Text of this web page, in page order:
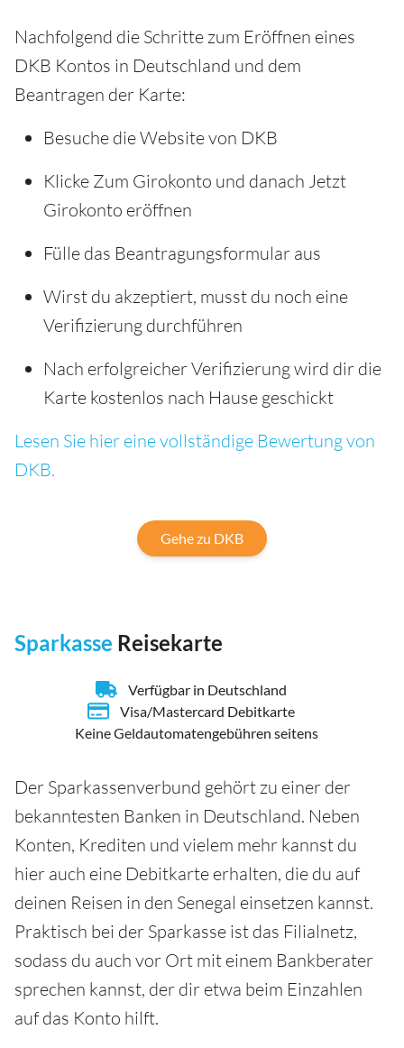
Nachfolgend die Schritte zum Eröffnen eines
DKB Kontos in Deutschland und dem
Beantragen der Karte:
Besuche die Website von DKB
Klicke Zum Girokonto und danach Jetzt
Girokonto eröffnen
Fülle das Beantragungsformular aus
Wirst du akzeptiert, musst du noch eine
Verifizierung durchführen
Nach erfolgreicher Verifizierung wird dir die
Karte kostenlos nach Hause geschickt
Lesen Sie hier eine vollständige Bewertung von
DKB.
Gehe zu DKB
Sparkasse Reisekarte
Verfügbar in Deutschland
Visa/Mastercard Debitkarte
Keine Geldautomatengebühren seitens
Der Sparkassenverbund gehört zu einer der
bekanntesten Banken in Deutschland. Neben
Konten, Krediten und vielem mehr kannst du
hier auch eine Debitkarte erhalten, die du auf
deinen Reisen in den Senegal einsetzen kannst.
Praktisch bei der Sparkasse ist das Filialnetz,
sodass du auch vor Ort mit einem Bankberater
sprechen kannst, der dir etwa beim Einzahlen
auf das Konto hilft.